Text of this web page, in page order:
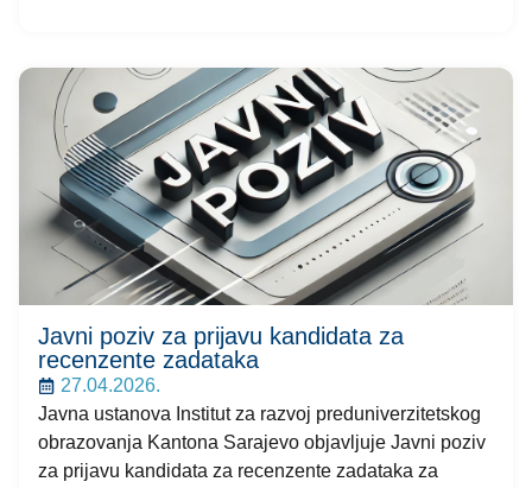
Javni poziv za prijavu kandidata za
recenzente zadataka
27.04.2026.
Javna ustanova Institut za razvoj preduniverzitetskog
obrazovanja Kantona Sarajevo objavljuje Javni poziv
za prijavu kandidata za recenzente zadataka za